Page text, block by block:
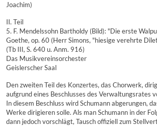
Joachim)
II. Teil
5. F. Mendelssohn Bartholdy (Bild): "Die erste
Goethe, op. 60 (Herr Simons, "hiesige verehrte
(Tb III, S. 640 u. Anm. 916)
Das Musikvereinsorchester
Geislerscher Saal
Den zweiten Teil des Konzertes, das Chorwerk,
aufgrund eines Beschlusses des Verwaltungsrates
In diesem Beschluss wird Schumann abgerungen,
Werke dirigieren solle. Als man Schumann in der
dann jedoch vorschlägt, Tausch offiziell zum